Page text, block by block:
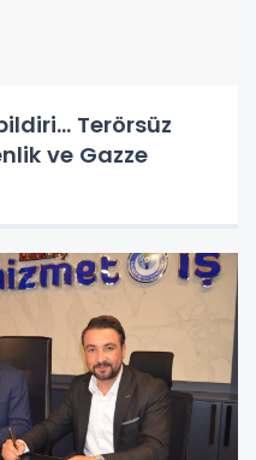
Terörsüz
ve Gazze